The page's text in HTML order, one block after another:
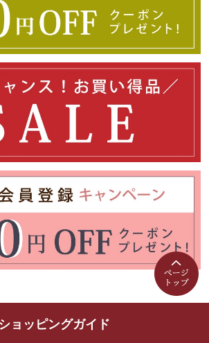
ショッピングガイド